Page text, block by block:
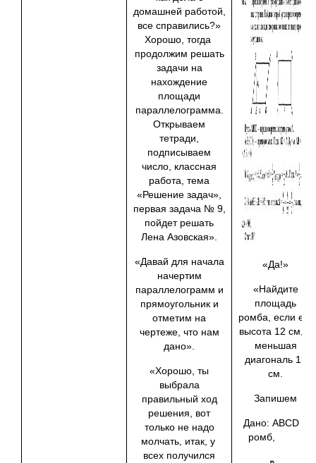
домашней работой,
все справились?»
Хорошо, тогда
продолжим решать
задачи на
нахождение
площади
параллелограмма.
Открываем
тетради,
подписываем
число, классная
работа, тема
«Решение задач»,
первая задача № 9,
пойдет решать
Лена Азовская».
«Давай для начала
начертим
параллелограмм и
прямоугольник и
отметим на
чертеже, что нам
дано».
«Хорошо, ты
выбрала
правильный ход
решения, вот
только не надо
молчать, итак, у
всех получился
«Да!»
«Найдите
площадь
ромба, если его
высота 12 см, а
меньшая
диагональ 13
см.
Запишем
Дано: ABCD –
ромб,